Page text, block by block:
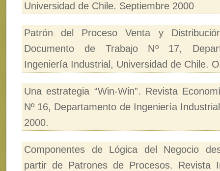
Universidad de Chile. Septiembre 2000
Patrón del Proceso Venta y
Documento de Trabajo Nº 17,
Ingeniería Industrial, Universidad de Chile.
Una estrategia “Win-Win”. Revista
Nº 16, Departamento de Ingeniería
2000.
Componentes de Lógica del Negocio
partir de Patrones de Procesos. Revista